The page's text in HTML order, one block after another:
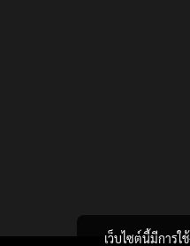
เว็บไซต์นี้มีการ